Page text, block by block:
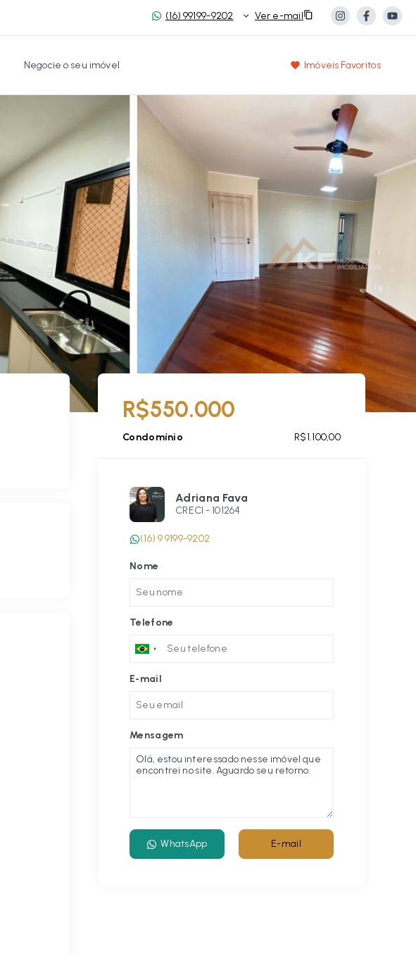
(16) 99199-9202 Ver e-mail
Negocie o seu imóvel Imóveis Favoritos
R$550.000
Condomínio R$1.100,00
Adriana Fava
CRECI - 101264
(16) 9 9199-9202
Nome
Telefone
E-mail
Mensagem
WhatsApp E-mail